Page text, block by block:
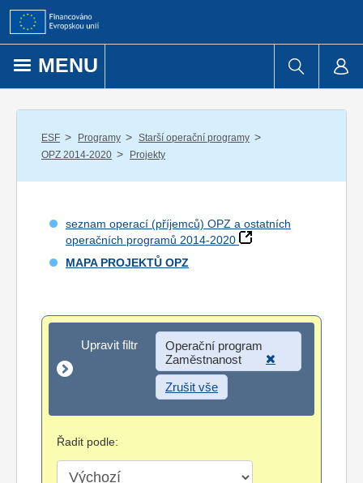
Přejít k obsahu
MENU
ESF / Programy / Starší operační programy /
OPZ 2014-2020 / Projekty
seznam operací (příjemců) OPZ a ostatních
operačních programů 2014-2020
MAPA PROJEKTŮ OPZ
Upravit filtr
Upravit filtr
Operační program
Zaměstnanost
Zrušit vše
Řadit podle: